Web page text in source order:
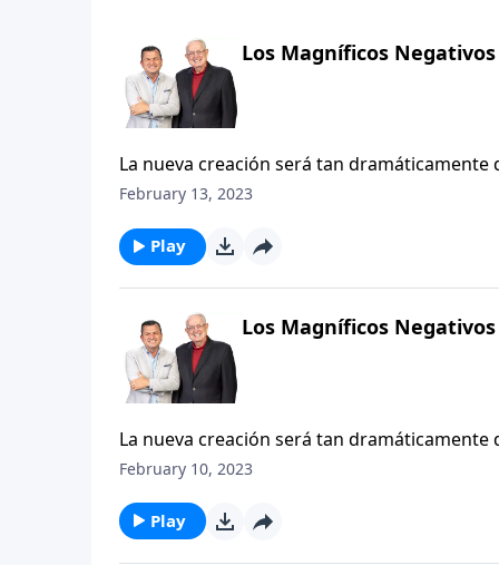
Los Magníficos
La nueva creación será tan
palabras para expresarlo. Para poder
revelar lo que no habrá allí, dando así a
February 13, 2023
Play
Los Magníficos
La nueva creación será tan
palabras para expresarlo. Para poder
revelar lo que no habrá allí, dando así a
February 10, 2023
Play